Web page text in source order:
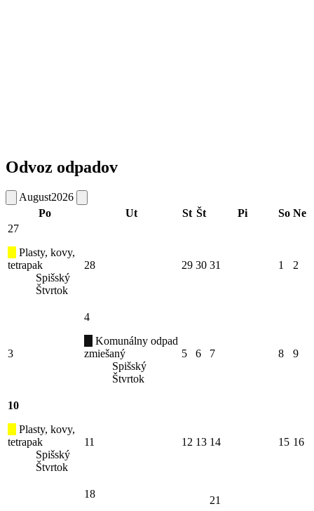
Odvoz odpadov
August2026
Po
Ut St Št Pi So Ne
27
Plasty, kovy,
tetrapak
Spišský
Štvrtok
28 29 30 31 1 2
3
4
Komunálny odpad
zmiešaný
Spišský
Štvrtok
5 6 7 8 9
10
Plasty, kovy,
tetrapak
Spišský
Štvrtok
11 12 13 14 15 16
18
21